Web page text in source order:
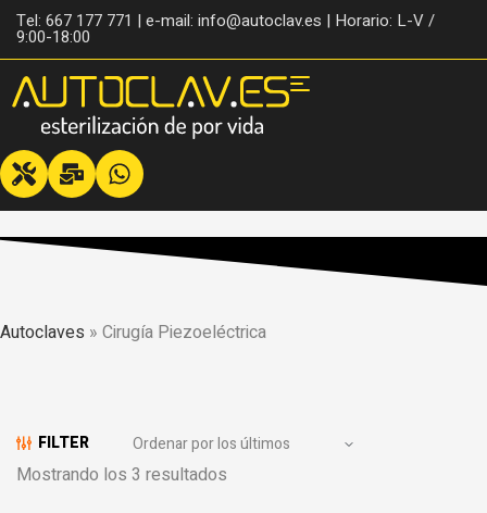
Tel: 667 177 771 | e-mail: info@autoclav.es | Horario: L-V /
9:00-18:00
Autoclaves » Cirugía Piezoeléctrica
FILTER
Mostrando los 3 resultados